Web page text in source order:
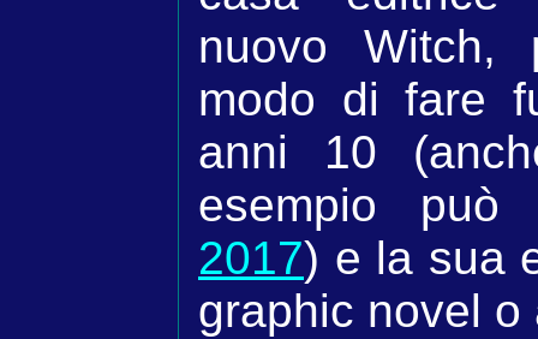
nuovo Witch,
modo di fare
anni 10
esempio può
2017) e la sua
graphic novel